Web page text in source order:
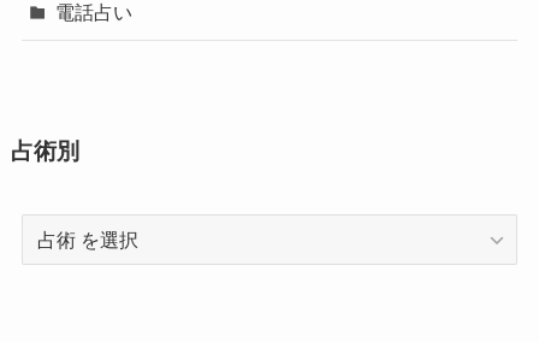
電話占い
占術別
術